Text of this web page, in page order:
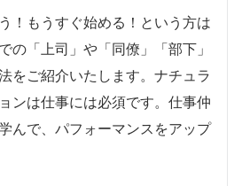
！もうすぐ始める！という方は
の「上司」や「同僚」「部下」
をご紹介いたします。ナチュラ
ンは仕事には必須です。仕事仲
んで、パフォーマンスをアップ